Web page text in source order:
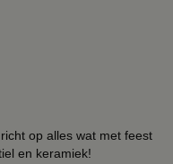
op alles wat met feest
en keramiek!